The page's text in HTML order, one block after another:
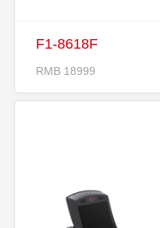
F1-8618F
RMB 18999